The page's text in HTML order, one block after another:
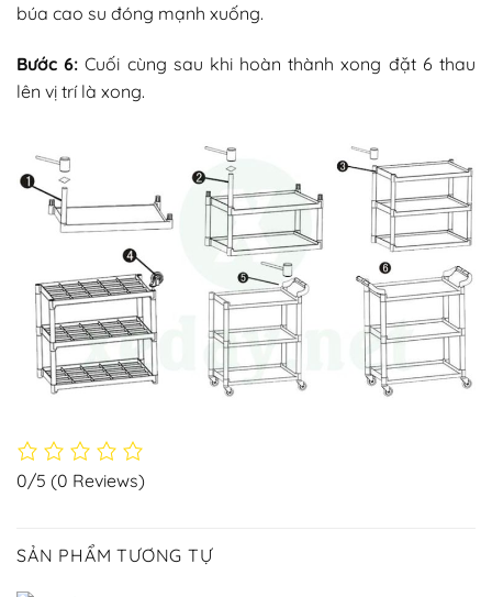
búa cao su đóng mạnh xuống.
Bước 6: Cuối cùng sau khi hoàn thành xong đặt 6 thau
lên vị trí là xong.
0/5 (0 Reviews)
SẢN PHẨM TƯƠNG TỰ